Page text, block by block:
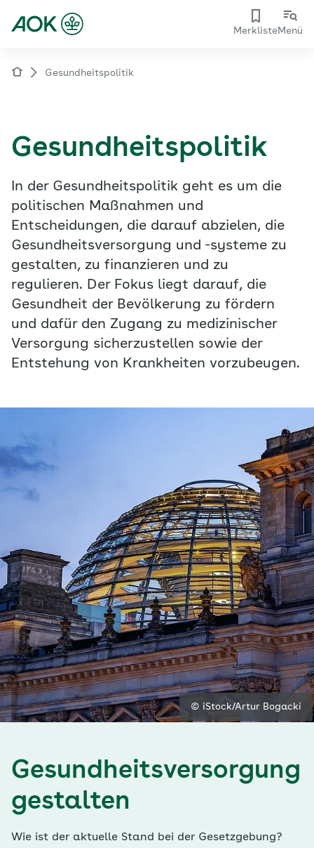
MerklisteMenü
Gesundheitspolitik
Gesundheitspolitik
In der Gesundheitspolitik geht es um die
politischen Maßnahmen und
Entscheidungen, die darauf abzielen, die
Gesundheitsversorgung und -systeme zu
gestalten, zu finanzieren und zu
regulieren. Der Fokus liegt darauf, die
Gesundheit der Bevölkerung zu fördern
und dafür den Zugang zu medizinischer
Versorgung sicherzustellen sowie der
Entstehung von Krankheiten vorzubeugen.
© iStock/Artur Bogacki
Gesundheitsversorgung
gestalten
Wie ist der aktuelle Stand bei der Gesetzgebung?